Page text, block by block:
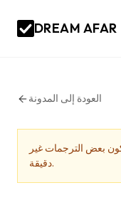
DREAM AFAR
العودة إلى المدونة
بعض الترجمات غير
دقيقة.